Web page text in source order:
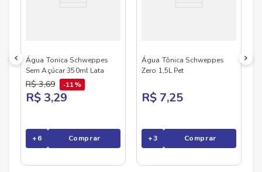
Água Tonica Schweppes
Sem Açúcar 350ml Lata
R$ 3,69 11%
R$ 3,29
+6 Comprar
Água Tônica Schweppes
Zero 1,5L Pet
R$ 7,25
+3 Comprar